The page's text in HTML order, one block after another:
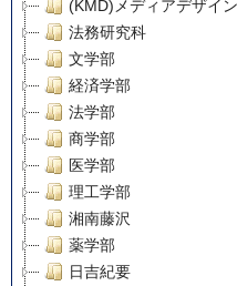
(KMD)メディアデザイ
法務研究科
文学部
経済学部
法学部
商学部
医学部
理工学部
湘南藤沢
薬学部
日吉紀要